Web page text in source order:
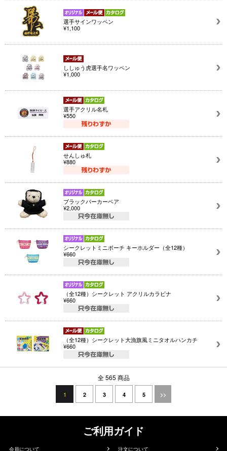
選手サインワッペン
¥1,100
ししゅう虎選手名ワッペン
¥1,000
選手アクリル名札
¥550
せんしゅ札
¥880
ブラックパーカーベア
¥2,000
シークレットミニポーチ キーホルダー（全12種）
¥660
（全12種）シークレット アクリルカラビナ
¥660
（全12種）シークレット大漁旗風ミニタオルハンカチ
¥660
全 565 商品
1 2 3 4 5 >>
ご利用ガイド
会員について 注文について